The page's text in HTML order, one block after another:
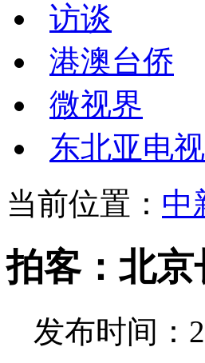
访谈
港澳台侨
微视界
东北亚电
当前位置： 中
拍客：北
发布时间：